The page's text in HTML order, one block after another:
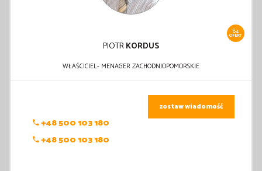
84
OFERT
PIOTRKORDUS
WŁAŚCICIEL- MENAGER ZACHODNIOPOMORSKIE
+48 500 103 180
+48 500 103 180
zostaw wiadomość